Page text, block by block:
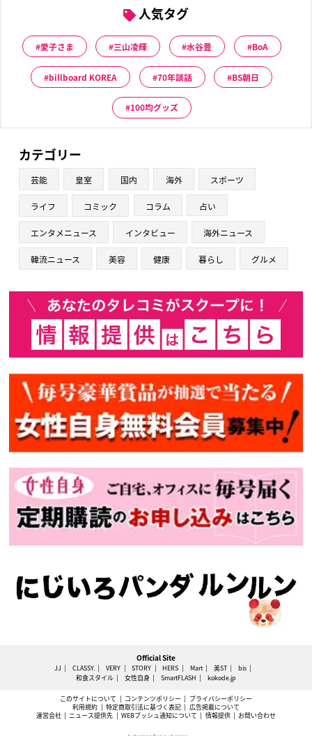
人気タグ
愛子さま 三山凌輝 水谷豊 BoA
billboard KOREA 70年談話 BS朝日
100均グッズ
カテゴリー
芸能 皇室 国内 海外 スポーツ
ライフ コミック コラム 占い
エンタメニュース インタビュー 海外ニュース
韓流ニュース 美容 健康 暮らし グルメ
Official Site
JJ CLASSY. VERY STORY HERS Mart 美ST
bis
和食スタイル
女性自身 SmartFLASH kokode.jp
このサイトについて コンテンツポリシー
プライバシーポリシー
利用規約
特定商取引法に基づく表記
広告掲載について
運営会社
ニュース提供先 WEBプッシュ通知について 情報提供 お問い合わせ